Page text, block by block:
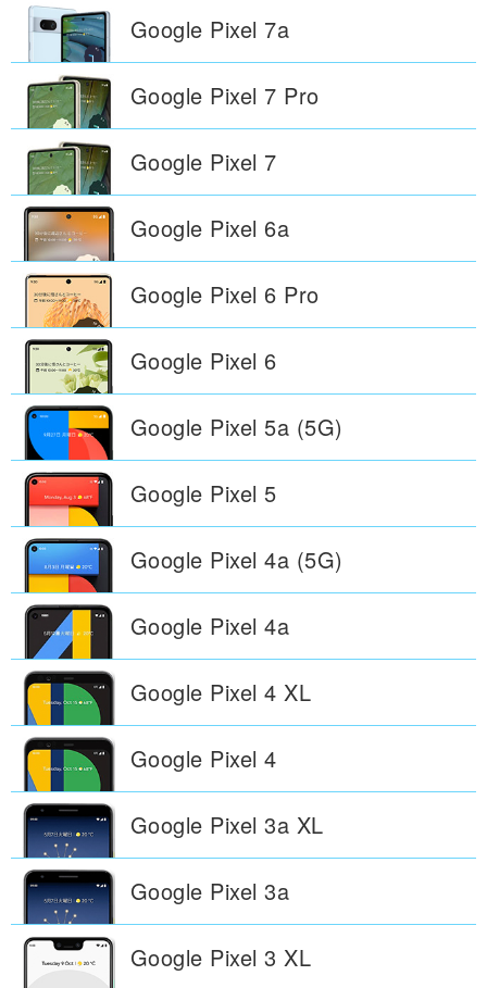
Google Pixel 7a
Google Pixel 7 Pro
Google Pixel 7
Google Pixel6a
Google Pixel6 Pro
Google Pixel6
Google Pixel5a (5G)
Google Pixel5
Google Pixel4a (5G)
Google Pixel4a
Google Pixel4 XL
Google Pixel4
Google Pixel3a XL
Google Pixel3a
Google Pixel3 XL